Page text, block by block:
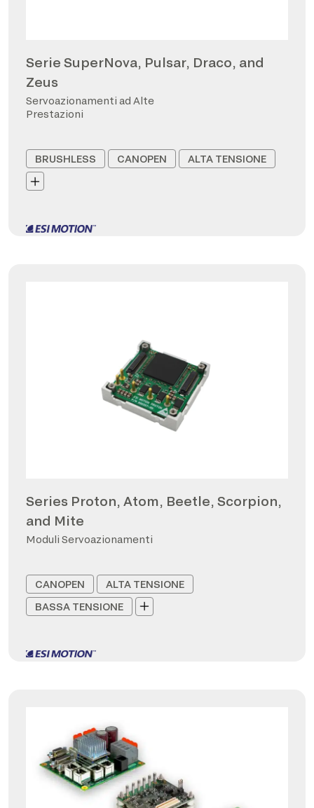
Serie SuperNova, Pulsar, Draco, and
Zeus
Servoazionamenti ad Alte
Prestazioni
BRUSHLESS CANOPEN ALTA TENSIONE
Series Proton, Atom, Beetle, Scorpion,
and Mite
Moduli Servoazionamenti
CANOPEN
ALTA TENSIONE
BASSA TENSIONE